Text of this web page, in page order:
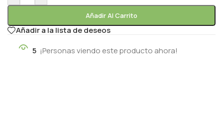
Añadir Al Carrito
Añadir a la lista de deseos
5 ¡Personas viendo este producto ahora!